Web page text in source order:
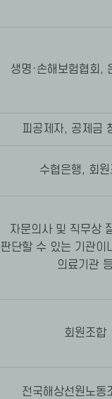
생명·손해보험협회,
피공제자, 공제금
수협은행, 회
자문의사 및 직무상
판단할 수 있는 기관이
의료기관
회원조합
전국해상선원노동